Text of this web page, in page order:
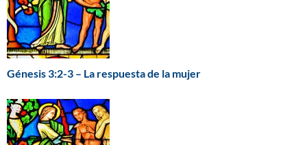
Génesis 3:2-3 – La respuesta de la mujer